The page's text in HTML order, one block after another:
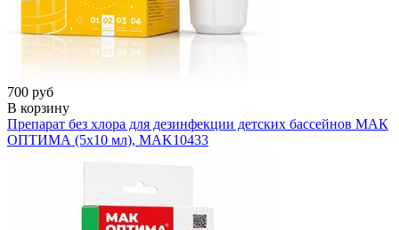
700 руб
В корзину
Препарат без хлора для дезинфекции детских бассейнов МАК
ОПТИМА (5х10 мл), MAK10433